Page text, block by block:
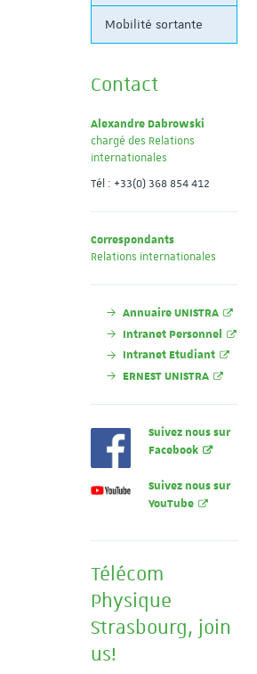
Mobilité sortante
Contact
Alexandre Dabrowski
chargé des Relations
internationales
Tél : +33(0) 368 854 412
Correspondants
Relations internationales
Annuaire UNISTRA
Intranet Personnel
Intranet Etudiant
ERNEST UNISTRA
Suivez nous sur
Facebook
Suivez nous sur
YouTube
Télécom
Physique
Strasbourg, join
us!